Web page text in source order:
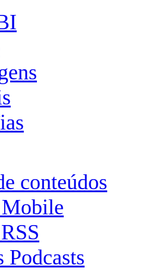
conteúdos
Mobile
Podcasts